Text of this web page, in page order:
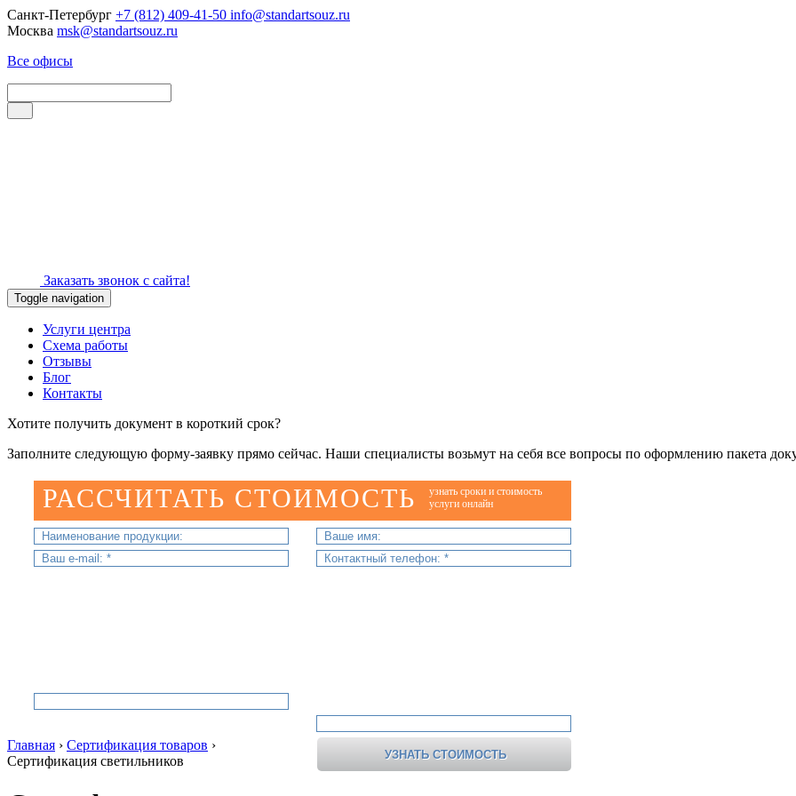
Санкт-Петербург +7 (812) 409-41-50 info@standartsouz.ru
Москва msk@standartsouz.ru
Все офисы
Заказать звонок с сайта!
Toggle navigation
Услуги центра
Схема работы
Отзывы
Блог
Контакты
Хотите получить документ в короткий срок?
Заполните следующую форму-заявку прямо сейчас. Наши специалисты возьмут на себя все вопросы по оформлению пакета
РАССЧИТАТЬ СТОИМОСТЬ
узнать сроки и стоимость
услуги онлайн
Главная › Сертификация товаров ›
Сертификация светильников